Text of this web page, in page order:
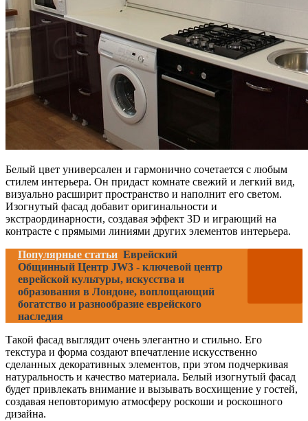
Белый цвет универсален и гармонично сочетается с любым
стилем интерьера. Он придаст комнате свежий и легкий вид,
визуально расширит пространство и наполнит его светом.
Изогнутый фасад добавит оригинальности и
экстраординарности, создавая эффект 3D и играющий на
контрасте с прямыми линиями других элементов интерьера.
Популярные статьи Еврейский
Общинный Центр JW3 - ключевой центр
еврейской культуры, искусства и
образования в Лондоне, воплощающий
богатство и разнообразие еврейского
наследия
Такой фасад выглядит очень элегантно и стильно. Его
текстура и форма создают впечатление искусственно
сделанных декоративных элементов, при этом подчеркивая
натуральность и качество материала. Белый изогнутый фасад
будет привлекать внимание и вызывать восхищение у гостей,
создавая неповторимую атмосферу роскоши и роскошного
дизайна.